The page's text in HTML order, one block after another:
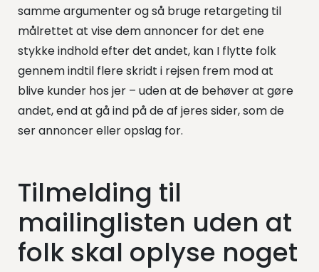
samme argumenter og så bruge retargeting til
målrettet at vise dem annoncer for det ene
stykke indhold efter det andet, kan I flytte folk
gennem indtil flere skridt i rejsen frem mod at
blive kunder hos jer – uden at de behøver at gøre
andet, end at gå ind på de af jeres sider, som de
ser annoncer eller opslag for.
Tilmelding til
mailinglisten uden at
folk skal oplyse noget